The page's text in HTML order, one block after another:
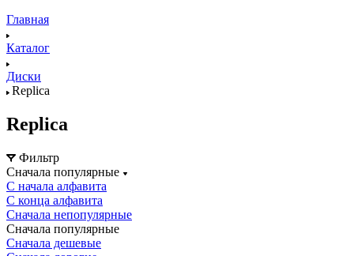
Главная
Каталог
Диски
Replica
Replica
Фильтр
Сначала популярные
С начала алфавита
С конца алфавита
Сначала непопулярные
Сначала популярные
Сначала дешевые